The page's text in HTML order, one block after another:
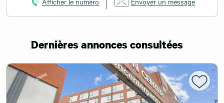
Dernières annonces consultées